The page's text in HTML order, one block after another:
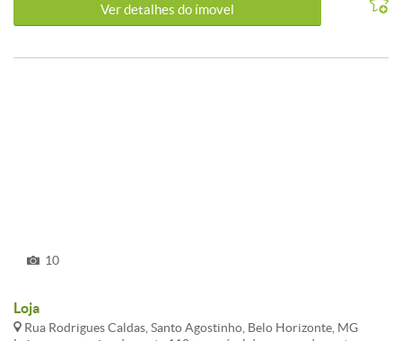
Ver detalhes do ímovel
10
Loja
Rua Rodrigues Caldas, Santo Agostinho, Belo Horizonte, MG